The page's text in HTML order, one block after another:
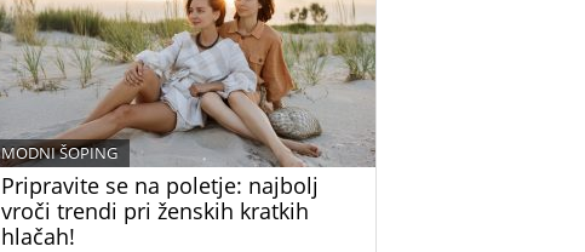
Pripravite se na poletje: najbolj
vroči trendi pri ženskih kratkih
hlačah!
MODNI ŠOPING